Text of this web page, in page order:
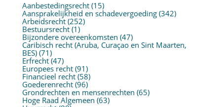
Aanbestedingsrecht(15)
Aansprakelijkheid en schadevergoeding(342)
Arbeidsrecht(252)
Bestuursrecht(1)
Bijzondere overeenkomsten (47)
Caribisch recht (Aruba, Curaçao en Sint Maarten,
BES)(71)
Erfrecht(47)
Europees recht(91)
Financieel recht(58)
Goederenrecht(96)
Grondrechten en mensenrechten (65)
Hoge Raad Algemeen (63)